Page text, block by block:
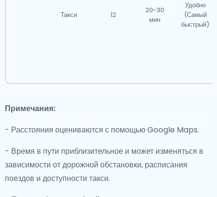
Такси 12
20-30
мин
Удобно
(Самый
быстрый)
Примечания:
- Расстояния оцениваются с помощью Google Maps.
- Время в пути приблизительное и может изменяться в
зависимости от дорожной обстановки, расписания
поездов и доступности такси.